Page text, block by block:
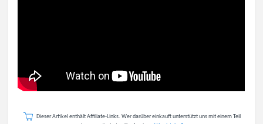
Dieser Artikel enthält Affiliate-Links. Wer darüber einkauft unterstützt uns mit einem Teil